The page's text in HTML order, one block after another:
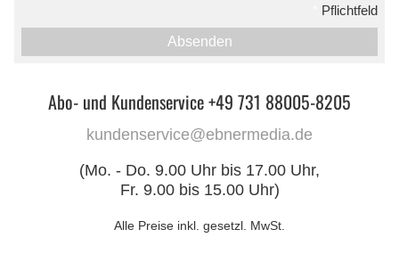
Pflichtfeld
Absenden
Abo- und Kundenservice +49 731 88005-8205
kundenservice@ebnermedia.de
(Mo. - Do. 9.00 Uhr bis 17.00 Uhr,
Fr. 9.00 bis 15.00 Uhr)
Alle Preise inkl. gesetzl. MwSt.